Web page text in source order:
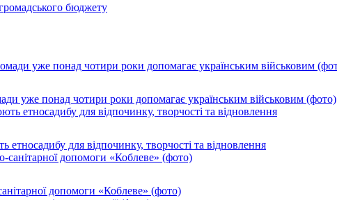
бюджету
уже понад чотири роки допомагає українським військовим (фото)
етносадибу для відпочинку, творчості та відновлення
допомоги «Коблеве» (фото)